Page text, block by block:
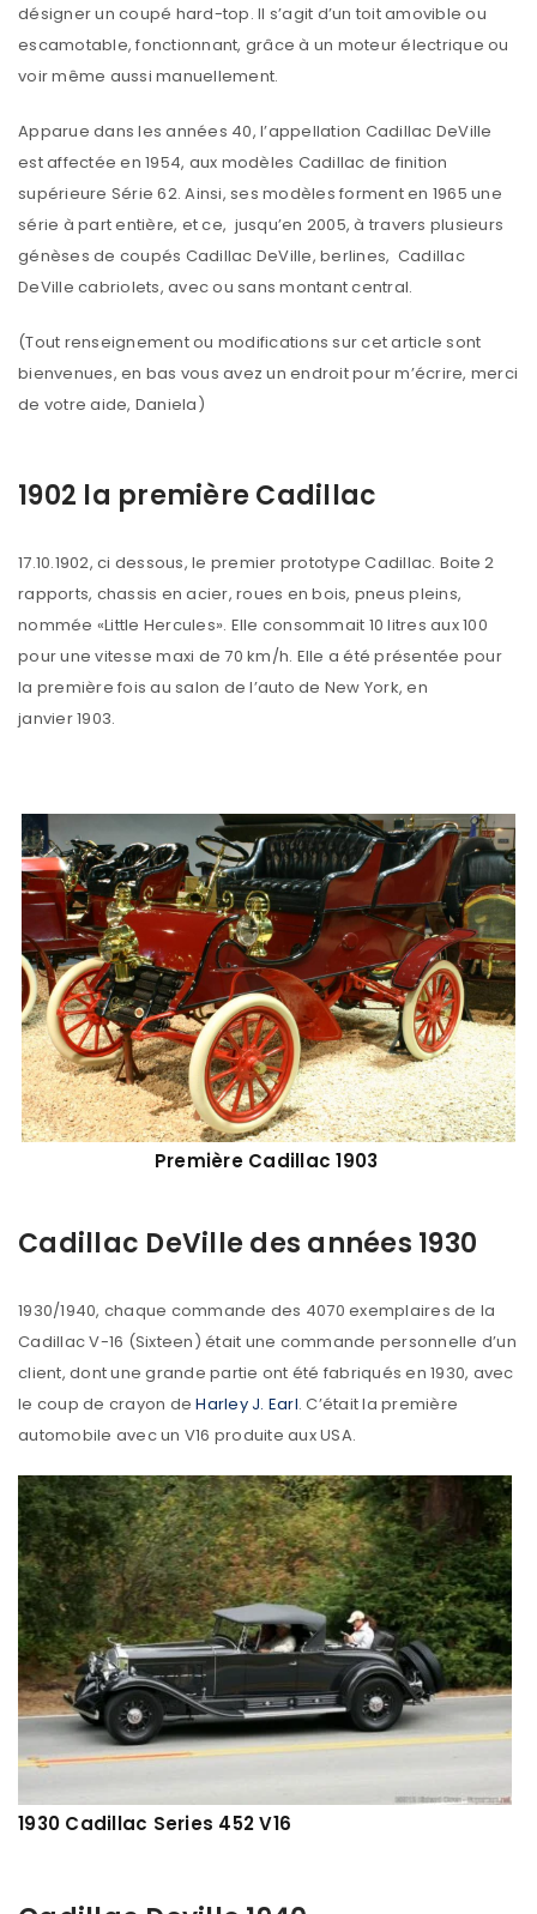
désigner un coupé hard-top. Il s’agit d’un toit amovible ou
escamotable, fonctionnant, grâce à un moteur électrique ou
voir même aussi manuellement.
Apparue dans les années 40, l’appellation Cadillac DeVille
est affectée en 1954, aux modèles Cadillac de finition
supérieure Série 62. Ainsi, ses modèles forment en 1965 une
série à part entière, et ce, jusqu’en 2005, à travers plusieurs
génèses de coupés Cadillac DeVille, berlines, Cadillac
DeVille cabriolets, avec ou sans montant central.
(Tout renseignement ou modifications sur cet article sont
bienvenues, en bas vous avez un endroit pour m’écrire, merci
de votre aide, Daniela)
1902 la première Cadillac
17.10.1902, ci dessous, le premier prototype Cadillac. Boite 2
rapports, chassis en acier, roues en bois, pneus pleins,
nommée «Little Hercules». Elle consommait 10 litres aux 100
pour une vitesse maxi de 70 km/h. Elle a été présentée pour
la première fois au salon de l’auto de New York, en
janvier 1903.
Première Cadillac 1903
Cadillac DeVille des années 1930
1930/1940, chaque commande des 4070 exemplaires de la
Cadillac V-16 (Sixteen) était une commande personnelle d’un
client, dont une grande partie ont été fabriqués en 1930, avec
le coup de crayon deHarley J. Earl. C’était la première
automobile avec un V16 produite aux USA.
1930 Cadillac Series 452 V16